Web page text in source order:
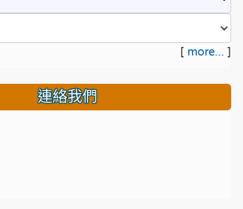
[ more... ]
連絡我們